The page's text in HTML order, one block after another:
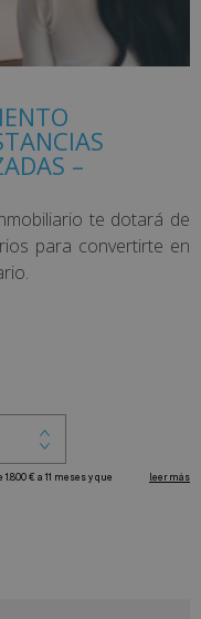
–
te dotará de
para convertirte en